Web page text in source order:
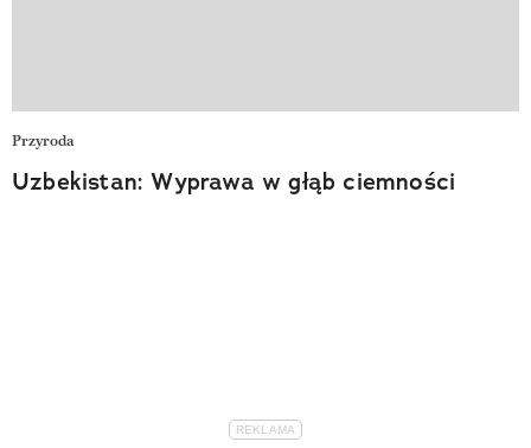
Przyroda
Uzbekistan: Wyprawa w głąb ciemności